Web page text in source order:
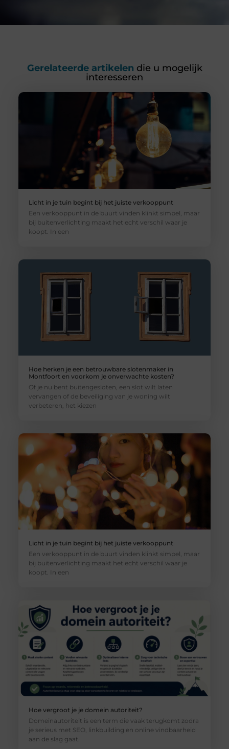
Gerelateerde artikelen die u mogelijk
interesseren
Licht in je tuin begint bij het juiste verkooppunt
Een verkooppunt in de buurt vinden klinkt simpel, maar
bij buitenverlichting maakt het echt verschil waar je
koopt. In een
Hoe herken je een betrouwbare slotenmaker in
Montfoort en voorkom je onverwachte kosten?
Of je nu bent buitengesloten, een slot wilt laten
vervangen of de beveiliging van je woning wilt
verbeteren, het kiezen
Licht in je tuin begint bij het juiste verkooppunt
Een verkooppunt in de buurt vinden klinkt simpel, maar
bij buitenverlichting maakt het echt verschil waar je
koopt. In een
Hoe vergroot je je domein autoriteit?
Domeinautoriteit is een term die vaak terugkomt zodra
je serieus met SEO, linkbuilding en online vindbaarheid
aan de slag gaat.